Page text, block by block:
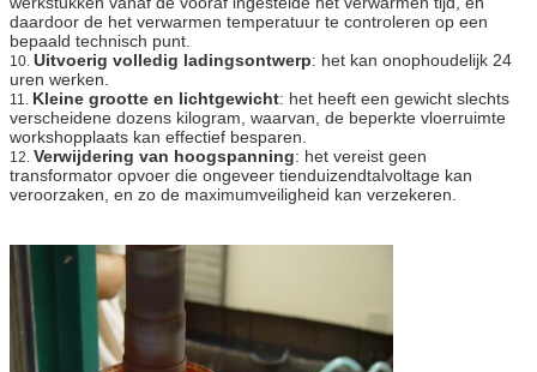
daardoor de het verwarmen temperatuur te controleren op een
bepaald technisch punt.
10. Uitvoerig volledig ladingsontwerp: het kan onophoudelijk 24
uren werken.
11. Kleine grootte en lichtgewicht: het heeft een gewicht slechts
verscheidene dozens kilogram, waarvan, de beperkte vloerruimte
workshopplaats kan effectief besparen.
12. Verwijdering van hoogspanning: het vereist geen
transformator opvoer die ongeveer tienduizendtalvoltage kan
veroorzaken, en zo de maximumveiligheid kan verzekeren.